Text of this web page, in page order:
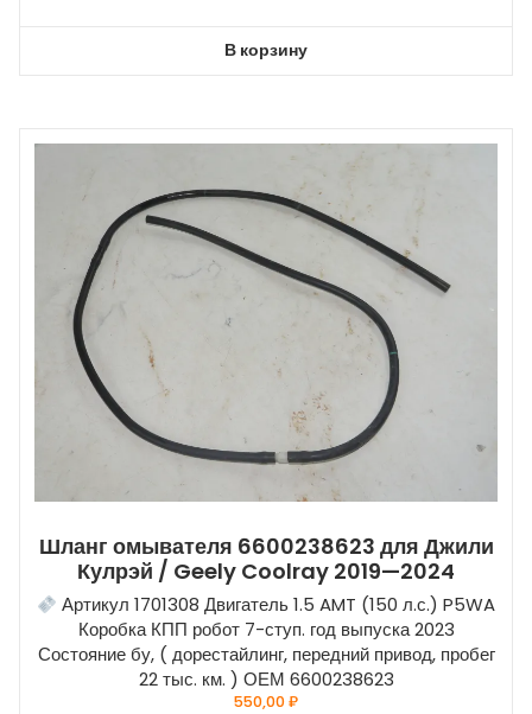
В корзину
Шланг омывателя 6600238623 для Джили
Кулрэй / Geely Coolray 2019—2024
Артикул 1701308 Двигатель 1.5 AMT (150 л.с.) P5WA
Коробка КПП робот 7-ступ. год выпуска 2023
Состояние бу, ( дорестайлинг, передний привод, пробег
22 тыс. км. ) ОЕМ 6600238623
550,00₽